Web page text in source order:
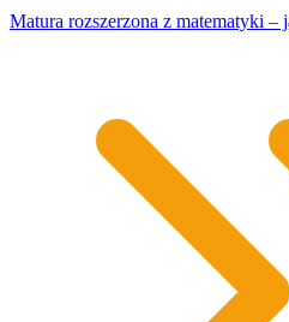
Matura rozszerzona z matematyki –